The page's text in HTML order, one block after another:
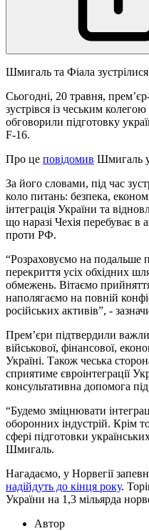
Шмигаль та Фіала
Сьогодні, 20 травня,
зустрівся із чеським
обговорили підготовку
F-16.
Про це повідомив Шмигаль у
За його словами, під час
коло питань: безпека,
інтеграція України та
що наразі Чехія перебуває в
проти РФ.
“Розраховуємо на подальше
перекриття усіх обхідних
обмежень. Вітаємо
наполягаємо на повній
російських активів”, -
Премʼєри підтвердили
військової, фінансової,
Україні. Також чеська
сприятиме євроінтеграції
консультативна допомога
“Будемо зміцнювати
оборонних індустрій. Крім
сфері підготовки
Шмигаль.
Нагадаємо, у Норвегії
надійдуть до кінця року.
України на 1,3 мільярда
Автор